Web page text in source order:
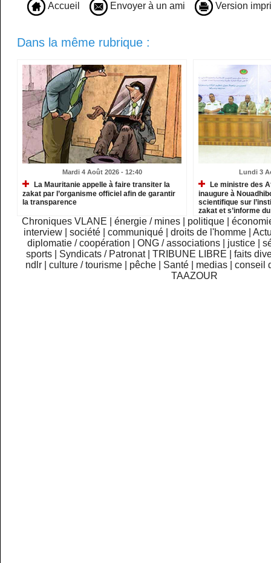
Accueil Envoyer à un ami Version
Dans la même rubrique :
Mardi 4 Août 2026 - 12:40
La Mauritanie appelle à faire transiter la
zakat par l’organisme officiel afin de garantir
la transparence
Lundi 3
Le ministre des
inaugure à
scientifique sur
zakat et s’informe
institutions relevant
Chroniques VLANE énergie / mines politique
interview
|société |communiqué |droits de l'homme |
diplomatie / coopération
ONG / associations justice
sports
Syndicats / Patronat TRIBUNE LIBRE
faits
ndlr
|culture / tourisme pêche Santé medias |conseil
TAAZOUR